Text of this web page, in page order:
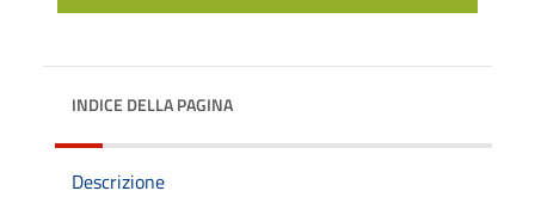
INDICE DELLA PAGINA
Descrizione